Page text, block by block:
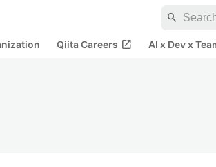
search
Qiita Careers open_in_new AI x Dev x